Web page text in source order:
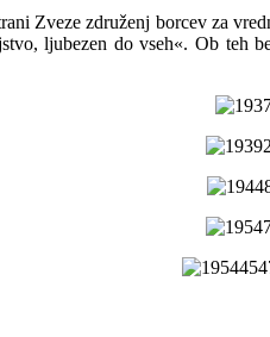
Zveze združenj borcev za
ljubezen do vseh«. Ob teh